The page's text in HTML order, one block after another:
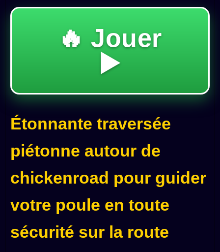
🔥 Jouer
▶️
Étonnante traversée
piétonne autour de
chickenroad pour guider
votre poule en toute
sécurité sur la route